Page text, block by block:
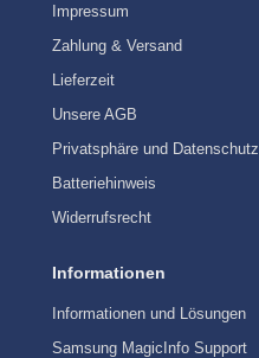
Impressum
Zahlung & Versand
Lieferzeit
Unsere AGB
Privatsphäre und Datenschutz
Batteriehinweis
Widerrufsrecht
Informationen
Informationen und Lösungen
Samsung MagicInfo Support